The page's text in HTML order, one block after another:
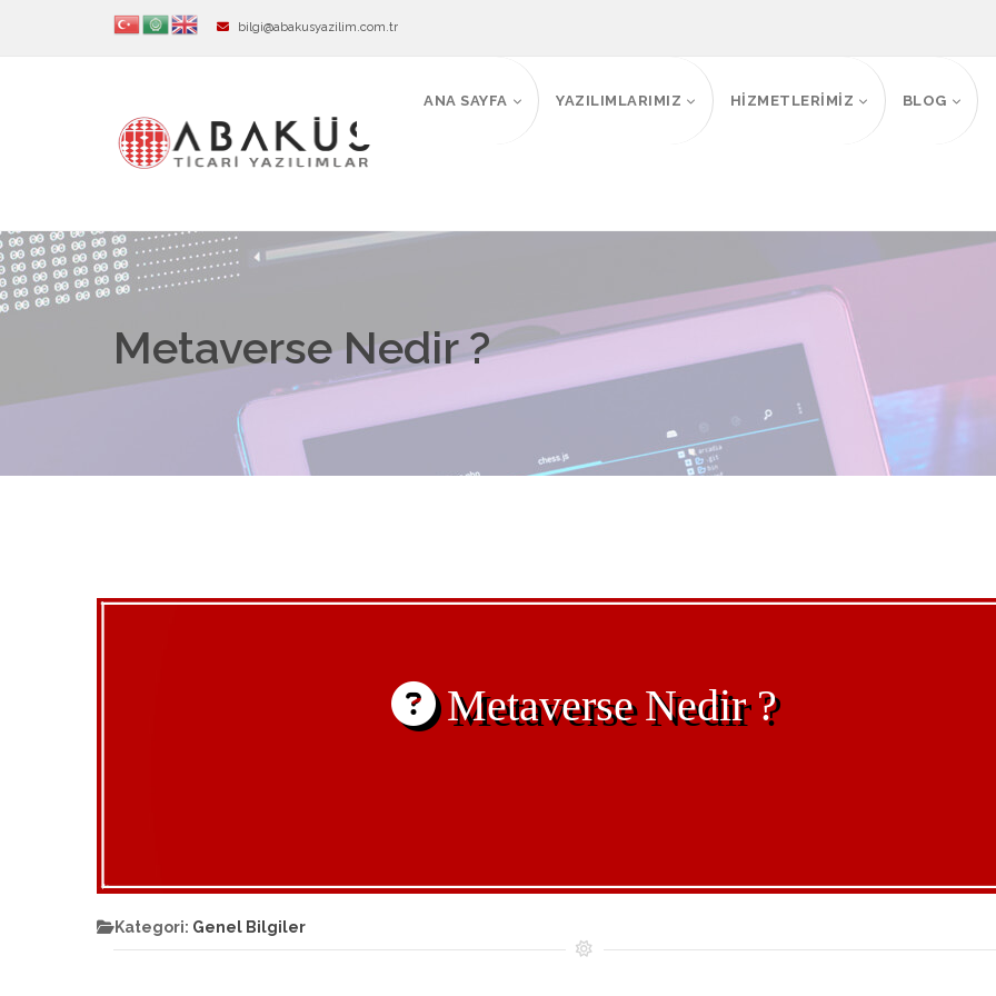
bilgi@abakusyazilim.com.tr
ANA SAYFA YAZILIMLARIMIZ HİZMETLERİMİZ BLOG
Metaverse Nedir ?
Metaverse Nedir ?
Kategori: Genel Bilgiler